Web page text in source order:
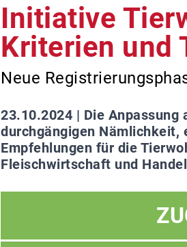
Initiative
Kriterien und
Neue
23.10.2024 | Die Anpassung
durchgängigen Nämlichkeit,
Empfehlungen für die
Fleischwirtschaft und